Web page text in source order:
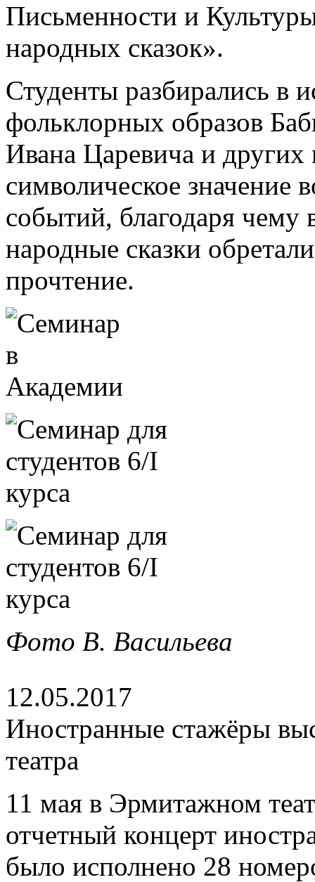
Письменности и
народных сказок».
Студенты разбирались в
фольклорных образов
Ивана Царевича и других
символическое значение
событий, благодаря чему
народные сказки
прочтение.
Фото В. Васильева
12.05.2017
Иностранные стажёры
театра
11 мая в Эрмитажном
отчетный концерт
было исполнено 28